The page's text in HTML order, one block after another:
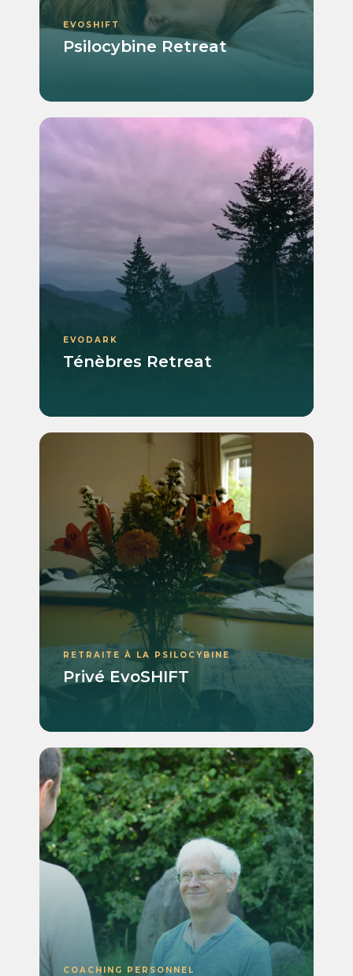
EVOSHIFT
Psilocybine Retreat
EVODARK
Ténèbres Retreat
RETRAITE À LA PSILOCYBINE
Privé EvoSHIFT
COACHING PERSONNEL